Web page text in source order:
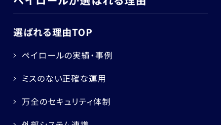
選ばれる理由TOP
ペイロールの実績・事例
ミスのない正確な運用
万全のセキュリティ体制